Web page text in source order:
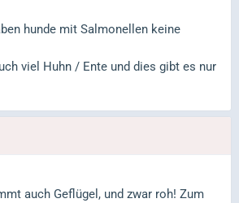
hunde mit Salmonellen keine
viel Huhn / Ente und dies gibt es nur
auch Geflügel, und zwar roh! Zum